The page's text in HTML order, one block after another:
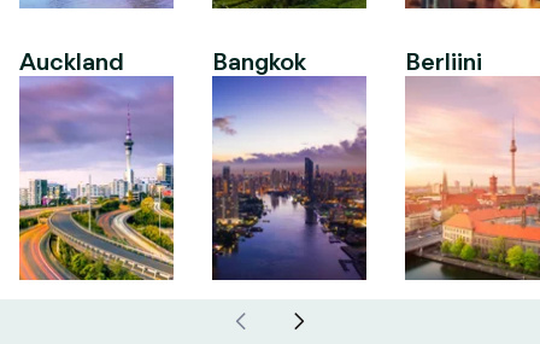
Auckland Bangkok Berliini